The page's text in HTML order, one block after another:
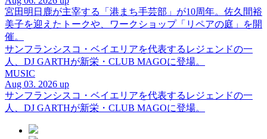
宮田明日鹿が主宰する「港まち手芸部」が10周年。佐久間裕
美子を迎えたトークや、ワークショップ「リペアの庭」を開
催。
サンフランシスコ・ベイエリアを代表するレジェンドの一
人、DJ GARTHが新栄・CLUB MAGOに登場。
MUSIC
Aug 03. 2026 up
サンフランシスコ・ベイエリアを代表するレジェンドの一
人、DJ GARTHが新栄・CLUB MAGOに登場。